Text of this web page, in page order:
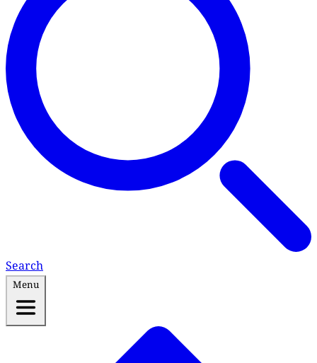
Search
Menu